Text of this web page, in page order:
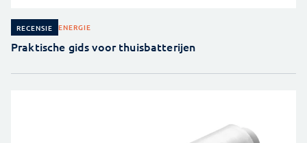
RECENSIE ENERGIE
Praktische gids voor thuisbatterijen